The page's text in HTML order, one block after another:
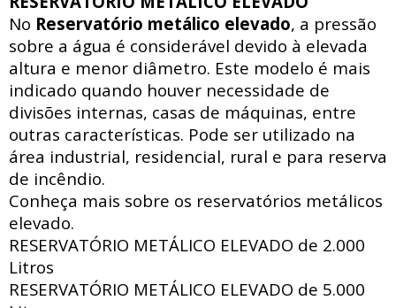
No Reservatório metálico elevado, a pressão
sobre a água é considerável devido à elevada
altura e menor diâmetro. Este modelo é mais
indicado quando houver necessidade de
divisões internas, casas de máquinas, entre
outras características. Pode ser utilizado na
área industrial, residencial, rural e para reserva
de incêndio.
Conheça mais sobre os reservatórios metálicos
elevado.
RESERVATÓRIO METÁLICO ELEVADO de 2.000
Litros
RESERVATÓRIO METÁLICO ELEVADO de 5.000